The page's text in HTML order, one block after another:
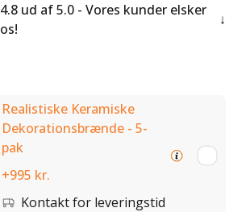
4.8 ud af 5.0 - Vores kunder elsker
os!
Realistiske Keramiske
Dekorationsbrænde - 5-
pak
+995 kr.
Kontakt for leveringstid